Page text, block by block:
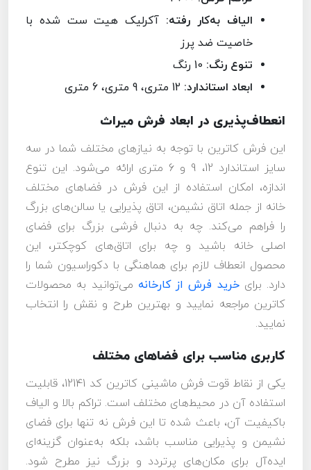
الیاف به‌کار رفته: آکرلیک هیت ست شده با
خاصیت ضد پرز
تنوع رنگ:
ابعاد استاندارد:
انعطاف‌پذیری در ابعاد فرش میراث
این فرش کاترین با توجه به نیازهای مختلف شما در سه
سایز استاندارد 12، 9 و 6 متری ارائه می‌شود. این تنوع
اندازه، امکان استفاده از این فرش در فضاهای مختلف
خانه از جمله اتاق نشیمن، اتاق پذیرایی یا سالن‌های بزرگ
را فراهم می‌کند. چه به دنبال فرشی بزرگ برای فضای
اصلی خانه باشید و چه برای اتاق‌های کوچکتر، این
محصول انعطاف لازم برای هماهنگی با دکوراسیون شما را
دارد. برایخرید فرش از کارخانه می‌توانید به محصولات
کاترین مراجعه نمایید و بهترین طرح و نقش را انتخاب
نمایید.
کاربری مناسب برای فضاهای مختلف
یکی از نقاط قوت فرش ماشینی کاترین کد 12141، قابلیت
استفاده آن در محیط‌های مختلف است. تراکم بالا و الیاف
باکیفیت آن، باعث شده تا این فرش نه تنها برای فضای
نشیمن و پذیرایی مناسب باشد، بلکه به‌عنوان گزینه‌ای
ایده‌آل برای مکان‌های پرتردد و بزرگ نیز مطرح شود.